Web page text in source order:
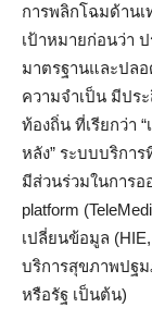
การพลิกโฉมด้านเ
เป้าหมายก่อนว่า
มาตรฐานและปล
ความจำเป็น มีปร
ท้องถิ่น ที่เรียกว่า
หลัง” ระบบบริกา
มีส่วนร่วมในการ
platform
เปลี่ยนข้อมูล
บริการสุขภาพปฐ
หรือรัฐ เป็นต้น)